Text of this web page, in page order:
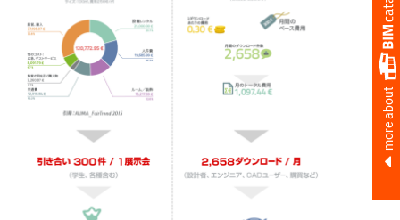
more about